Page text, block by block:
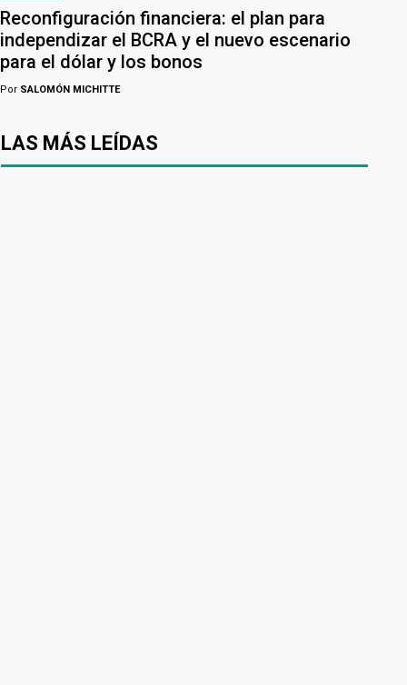
Reconfiguración financiera: el plan para
independizar el BCRA y el nuevo escenario
para el dólar y los bonos
Por SALOMÓN MICHITTE
LAS MÁS LEÍDAS